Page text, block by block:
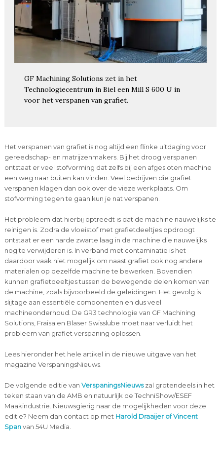
GF Machining Solutions zet in het
Technologiecentrum in Biel een Mill S 600 U in
voor het verspanen van grafiet.
Het verspanen van grafiet is nog altijd een flinke uitdaging voor
gereedschap- en matrijzenmakers. Bij het droog verspanen
ontstaat er veel stofvorming dat zelfs bij een afgesloten machine
een weg naar buiten kan vinden. Veel bedrijven die grafiet
verspanen klagen dan ook over de vieze werkplaats. Om
stofvorming tegen te gaan kun je nat verspanen.
Het probleem dat hierbij optreedt is dat de machine nauwelijks te
reinigen is. Zodra de vloeistof met grafietdeeltjes opdroogt
ontstaat er een harde zwarte laag in de machine die nauwelijks
nog te verwijderen is. In verband met contaminatie is het
daardoor vaak niet mogelijk om naast grafiet ook nog andere
materialen op dezelfde machine te bewerken. Bovendien
kunnen grafietdeeltjes tussen de bewegende delen komen van
de machine, zoals bijvoorbeeld de geleidingen. Het gevolg is
slijtage aan essentiële componenten en dus veel
machineonderhoud. De GR3 technologie van GF Machining
Solutions, Fraisa en Blaser Swisslube moet naar verluidt het
probleem van grafiet verspaning oplossen.
Lees hieronder het hele artikel in de nieuwe uitgave van het
magazine VerspaningsNieuws.
De volgende editie van VerspaningsNieuwszal grotendeels in het
teken staan van de AMB en natuurlijk de TechniShow/ESEF
Maakindustrie. Nieuwsgierig naar de mogelijkheden voor deze
editie? Neem dan contact op met Harold Draaijer of Vincent
Spanvan 54U Media.